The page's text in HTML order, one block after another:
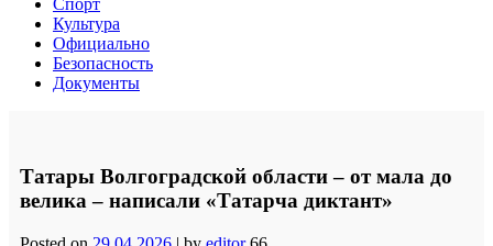
Спорт
Культура
Официально
Безопасность
Документы
Татары Волгоградской области – от мала до
велика – написали «Татарча диктант»